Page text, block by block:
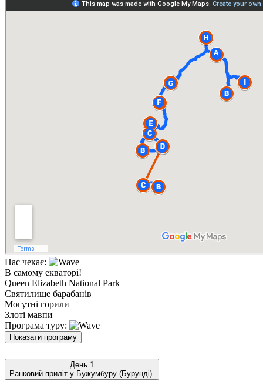
Нас чекає:
В самому екваторі!
Queen Elizabeth National Park
Святилище барабанів
Могутні горили
Злоті мавпи
Програма туру:
Показати програму
День 1
Ранковий приліт у Бужумбуру (Бурунді).